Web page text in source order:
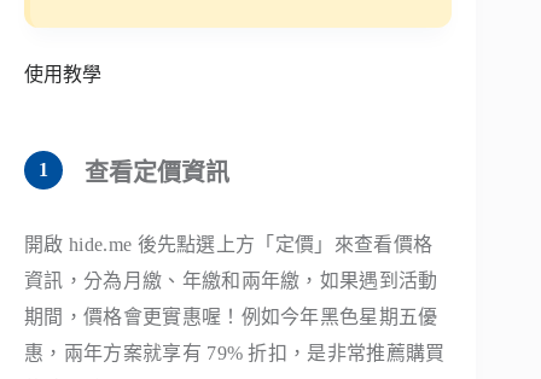
使用教學
查看定價資訊
開啟 hide.me 後先點選上方「定價」來查看價格
資訊，分為月繳、年繳和兩年繳，如果遇到活動
期間，價格會更實惠喔！例如今年黑色星期五優
惠，兩年方案就享有 79% 折扣，是非常推薦購買